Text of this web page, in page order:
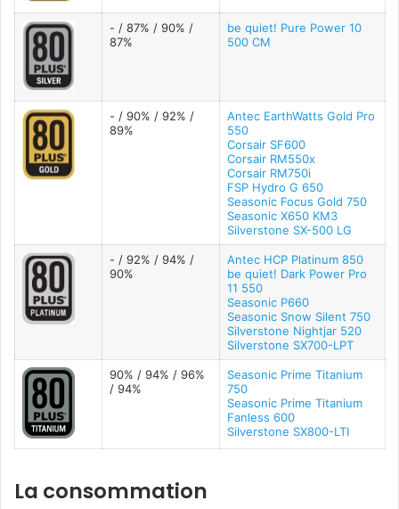
- / 87% / 90% /
87%
be quiet! Pure Power 10
500 CM
- / 90% / 92% /
89%
Antec EarthWatts Gold Pro
550
Corsair SF600
Corsair RM550x
Corsair RM750i
FSP Hydro G 650
Seasonic Focus Gold 750
Seasonic X650 KM3
Silverstone SX-500 LG
- / 92% / 94% /
90%
Antec HCP Platinum 850
be quiet! Dark Power Pro
11 550
Seasonic P660
Seasonic Snow Silent 750
Silverstone Nightjar 520
Silverstone SX700-LPT
90% / 94% / 96%
/ 94%
Seasonic Prime Titanium
750
Seasonic Prime Titanium
Fanless 600
Silverstone SX800-LTI
La consommation